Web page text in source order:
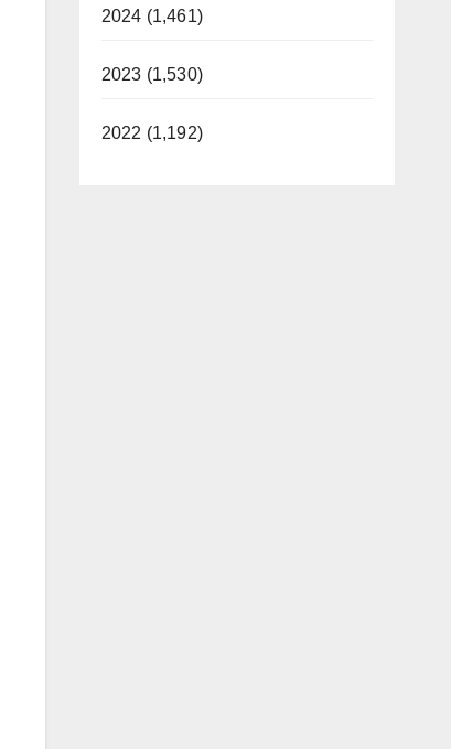
2024 (1,461)
2023 (1,530)
2022 (1,192)